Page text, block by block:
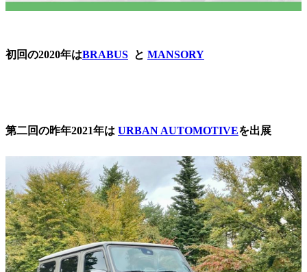
初回の2020年はBRABUS と MANSORY
第二回の昨年2021年は URBAN AUTOMOTIVEを出展